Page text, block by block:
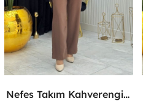
Nefes Takım Kahverengi Kahverengi